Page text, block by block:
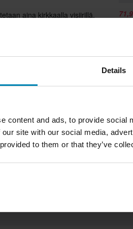
Details
content and ads, to provide
site with our social media,
to them or that they’ve
aina kirkkaalla visiirillä,
Sisäinen aurinkovisiiri,
Pikakiinnitys, Irrotettava vuori
aina parhaamme
hinnan kilpailijalta,